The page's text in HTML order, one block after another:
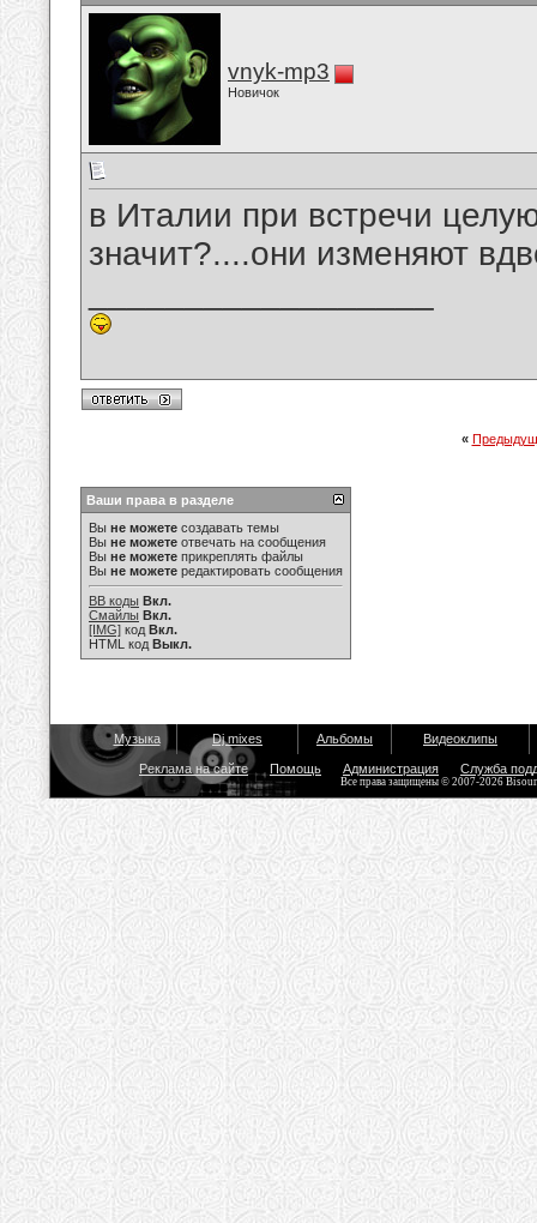
vnyk-mp3
Новичок
в Италии при встречи
значит?....они изменяют
«
Ваши права в разделе
Вы не можете создавать темы
Вы не можете отвечать на сообщения
Вы не можете прикреплять файлы
Вы не можете редактировать сообщения
BB коды Вкл.
Смайлы Вкл.
[IMG] код Вкл.
HTML код Выкл.
Музыка Dj mixes Альбомы Видеоклипы
Реклама на сайте Помощь Администрация Служба
Все права защищены © 2007-2026